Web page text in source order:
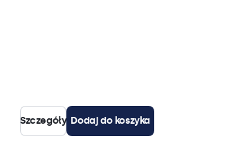
Szczegóły Dodaj do koszyka